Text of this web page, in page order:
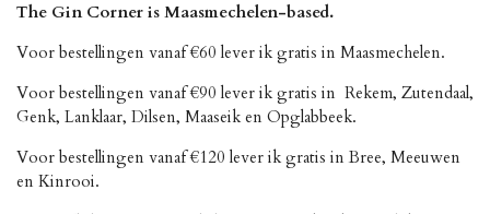
The Gin Corner is Maasmechelen-based.
Voor bestellingen vanaf €60 lever ik gratis in Maasmechelen.
Voor bestellingen vanaf €90 lever ik gratis in Rekem, Zutendaal,
Genk, Lanklaar, Dilsen, Maaseik en Opglabbeek.
Voor bestellingen vanaf €120 lever ik gratis in Bree, Meeuwen
en Kinrooi.